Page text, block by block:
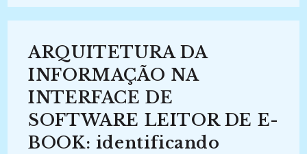
DOCUMENTOSCOPIA
FORMAÇÃO
DE
ARQUIVISTAS
E
BIBLIOTECÁRIOS
NA
FEDERAL
DA
PARAÍBA
(2023-
ARQUITETURA DA
INFORMAÇÃO NA
INTERFACE DE
SOFTWARE LEITOR DE E-
BOOK: identificando